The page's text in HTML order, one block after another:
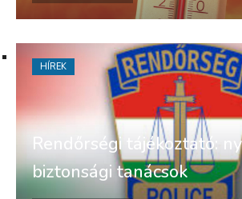
Rendőrségi tájékoztató:
biztonsági tanácsok
HÍREK